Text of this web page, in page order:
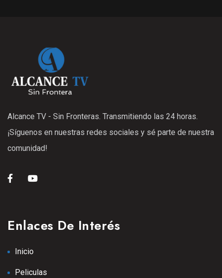
Alcance TV - Sin Fronteras. Transmitiendo las 24 horas.
¡Síguenos en nuestras redes sociales y sé parte de nuestra
comunidad!
Enlaces De Interés
Inicio
Peliculas